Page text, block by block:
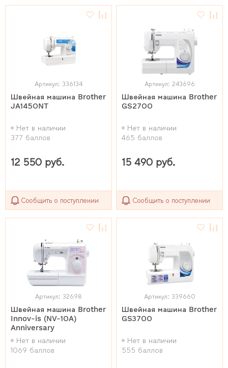
Артикул: 336134
Швейная машина Brother
JA1450NT
Нет в наличии
377 баллов
12 550 руб.
Сообщить о поступлении
Артикул: 243696
Швейная машина Brother
GS2700
Нет в наличии
465 баллов
15 490 руб.
Сообщить о поступлении
Артикул: 32698
Швейная машина Brother
Innov-is (NV-10A)
Anniversary
Нет в наличии
1069 баллов
Артикул: 339660
Швейная машина Brother
GS3700
Нет в наличии
555 баллов